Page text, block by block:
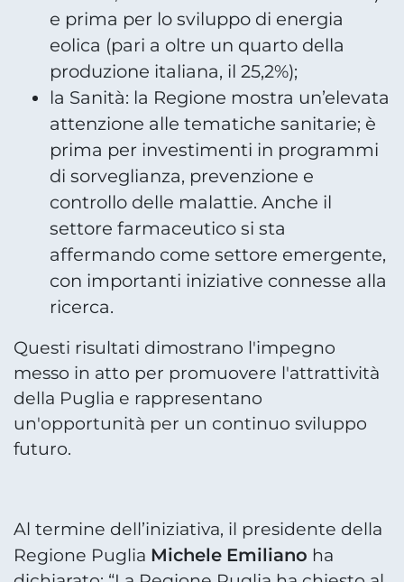
e prima per lo sviluppo di energia
eolica (pari a oltre un quarto della
produzione italiana, il 25,2%);
la Sanità: la Regione mostra un’elevata
attenzione alle tematiche sanitarie; è
prima per investimenti in programmi
di sorveglianza, prevenzione e
controllo delle malattie. Anche il
settore farmaceutico si sta
affermando come settore emergente,
con importanti iniziative connesse alla
ricerca.
Questi risultati dimostrano l'impegno
messo in atto per promuovere l'attrattività
della Puglia e rappresentano
un'opportunità per un continuo sviluppo
futuro.
Al termine dell’iniziativa, il presidente della
Regione Puglia Michele Emiliano ha